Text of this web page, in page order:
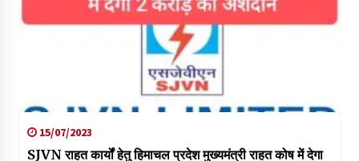
15/07/2023
SJVN राहत कार्यों हेतु हिमाचल प्रदेश मुख्‍यमंत्री राहत कोष में देगा